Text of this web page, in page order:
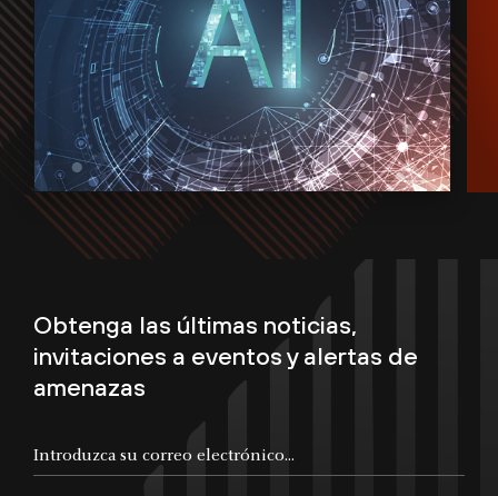
Obtenga las últimas noticias,
invitaciones a eventos y alertas de
amenazas